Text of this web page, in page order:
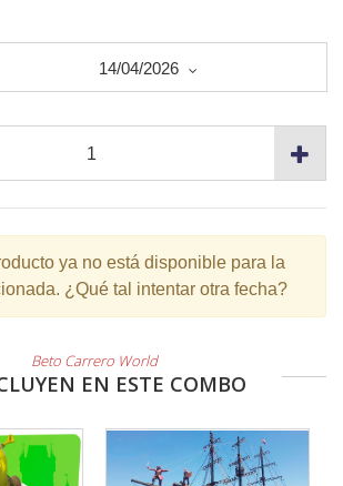
14/04/2026
ya no está disponible para la
¿Qué tal intentar otra fecha?
Beto Carrero World
EN ESTE COMBO